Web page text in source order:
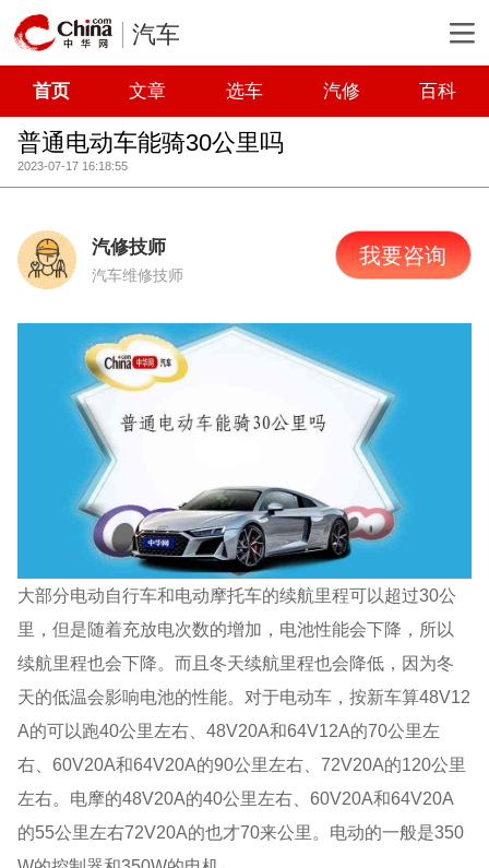
汽车
首页 文章 选车 汽修 百科
普通电动车能骑30公里吗
2023-07-17 16:18:55
汽修技师
汽车维修技师
我要咨询
大部分电动自行车和电动摩托车的续航里程可以超过30公
里，但是随着充放电次数的增加，电池性能会下降，所以
续航里程也会下降。而且冬天续航里程也会降低，因为冬
天的低温会影响电池的性能。对于电动车，按新车算48V12
A的可以跑40公里左右、48V20A和64V12A的70公里左
右、60V20A和64V20A的90公里左右、72V20A的120公里
左右。电摩的48V20A的40公里左右、60V20A和64V20A
的55公里左右72V20A的也才70来公里。电动的一般是350